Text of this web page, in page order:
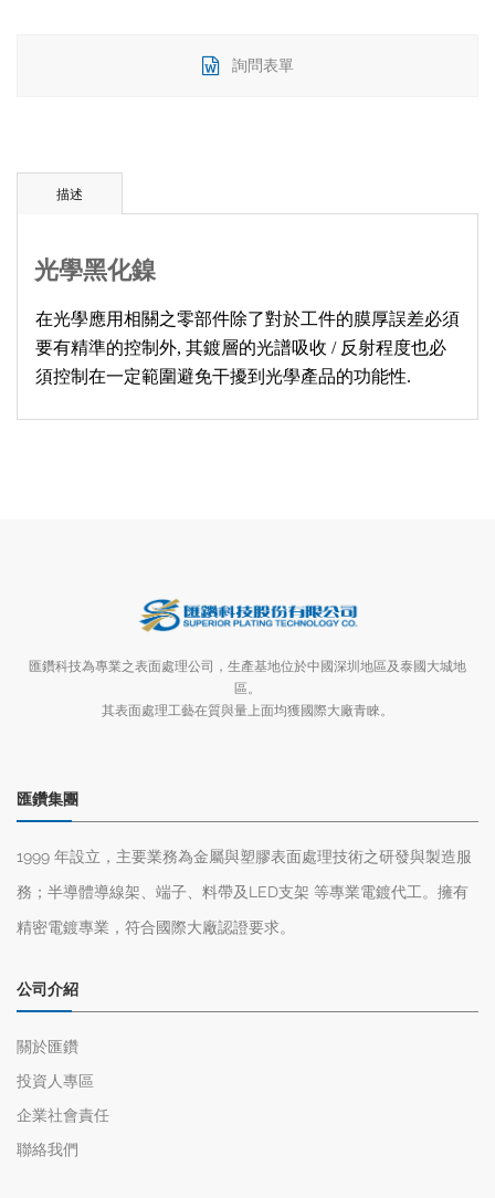
詢問表單
描述
光學黑化鎳
在光學應用相關之零部件除了對於工件的膜厚誤差必須
要有精準的控制外, 其鍍層的光譜吸收 / 反射程度也必
須控制在一定範圍避免干擾到光學產品的功能性.
匯鑽科技為專業之表面處理公司，生產基地位於中國深圳地區及泰國大城地
區。
其表面處理工藝在質與量上面均獲國際大廠青睞。
匯鑽集團
1999 年設立，主要業務為金屬與塑膠表面處理技術之研發與製造服
務；半導體導線架、端子、料帶及LED支架 等專業電鍍代工。擁有
精密電鍍專業，符合國際大廠認證要求。
公司介紹
關於匯鑽
投資人專區
企業社會責任
聯絡我們